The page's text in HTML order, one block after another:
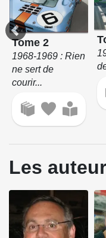
pages faisant la part
Source : Glénat
Tome 2
1968-1969 : Rien
ne sert de
courir...
Les